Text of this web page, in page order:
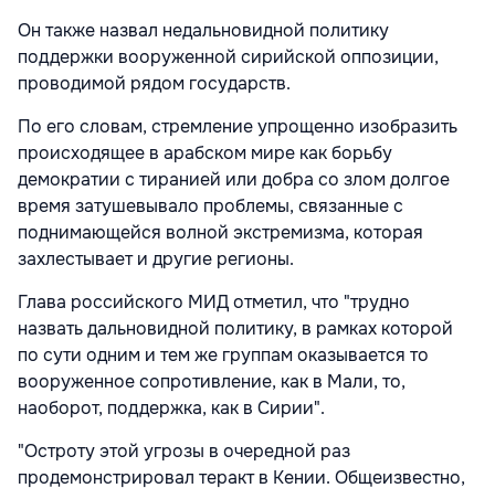
Он также назвал недальновидной политику
поддержки вооруженной сирийской оппозиции,
проводимой рядом государств.
По его словам, стремление упрощенно изобразить
происходящее в арабском мире как борьбу
демократии с тиранией или добра со злом долгое
время затушевывало проблемы, связанные с
поднимающейся волной экстремизма, которая
захлестывает и другие регионы.
Глава российского МИД отметил, что "трудно
назвать дальновидной политику, в рамках которой
по сути одним и тем же группам оказывается то
вооруженное сопротивление, как в Мали, то,
наоборот, поддержка, как в Сирии".
"Остроту этой угрозы в очередной раз
продемонстрировал теракт в Кении. Общеизвестно,